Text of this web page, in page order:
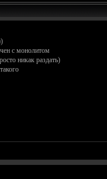
с монолитом
никак раздать)